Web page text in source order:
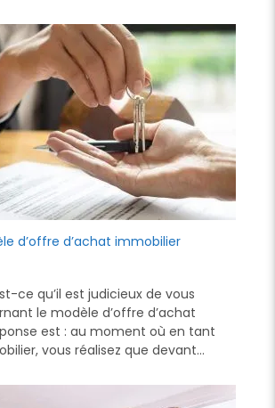
d’offre d’achat immobilier
ce qu’il est judicieux de vous
le modèle d’offre d’achat
est : au moment où en tant
vous réalisez que devant…